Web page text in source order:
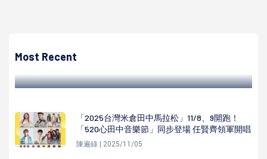
Most Recent
好康優惠
「2025台灣米倉田中馬拉松」11/8、9開跑！
「520心田中音樂節」同步登場 任賢齊領軍開唱
陳遍綠 | 2025/11/05